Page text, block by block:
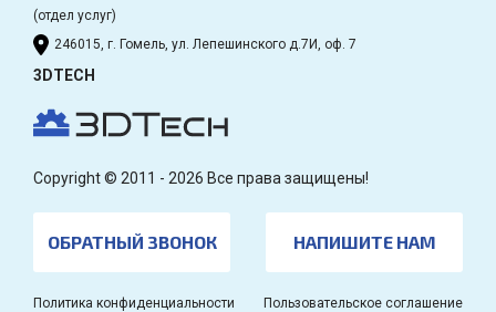
(отдел услуг)
246015, г. Гомель, ул. Лепешинского д.7И, оф. 7
3DTECH
Copyright © 2011 - 2026 Все права защищены!
ОБРАТНЫЙ ЗВОНОК НАПИШИТЕ НАМ
Политика конфиденциальности Пользовательское соглашение